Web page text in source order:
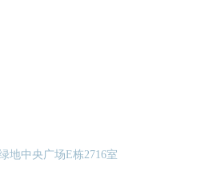
地中央广场E栋2716室